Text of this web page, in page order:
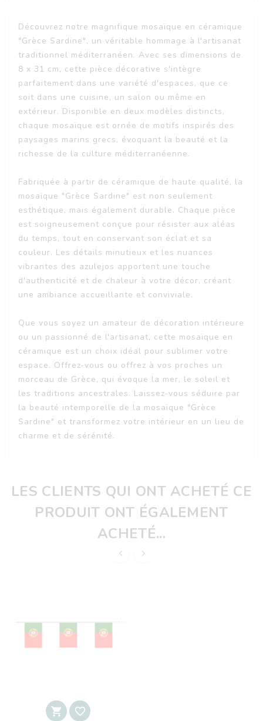
Découvrez notre magnifique mosaïque en céramique
"Grèce Sardine", un véritable hommage à l'artisanat
traditionnel méditerranéen. Avec ses dimensions de
8 x 31 cm, cette pièce décorative s'intègre
parfaitement dans une variété d'espaces, que ce
soit dans une cuisine, un salon ou même en
extérieur. Disponible en deux modèles distincts,
chaque mosaïque est ornée de motifs inspirés des
paysages marins grecs, évoquant la beauté et la
richesse de la culture méditerranéenne.
Fabriquée à partir de céramique de haute qualité, la
mosaïque "Grèce Sardine" est non seulement
esthétique, mais également durable. Chaque pièce
est soigneusement conçue pour résister aux aléas
du temps, tout en conservant son éclat et sa
couleur. Les détails minutieux et les nuances
vibrantes des azulejos apportent une touche
d'authenticité et de chaleur à votre décor, créant
une ambiance accueillante et conviviale.
Que vous soyez un amateur de décoration intérieure
ou un passionné de l'artisanat, cette mosaïque en
céramique est un choix idéal pour sublimer votre
espace. Offrez-vous ou offrez à vos proches un
morceau de Grèce, qui évoque la mer, le soleil et
les traditions ancestrales. Laissez-vous séduire par
la beauté intemporelle de la mosaïque "Grèce
Sardine" et transformez votre intérieur en un lieu de
charme et de sérénité.
LES CLIENTS QUI ONT ACHETÉ CE
PRODUIT ONT ÉGALEMENT
ACHETÉ...
 
 